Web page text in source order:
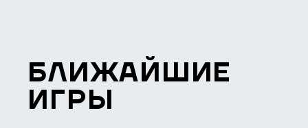
БЛИЖАЙШИЕ
ИГРЫ